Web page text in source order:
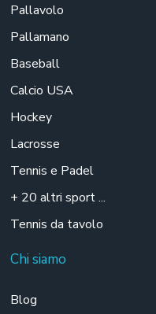
Pallavolo
Pallamano
Baseball
Calcio USA
Hockey
Lacrosse
Tennis e Padel
+ 20 altri sport ...
Tennis da tavolo
Chi siamo
Blog